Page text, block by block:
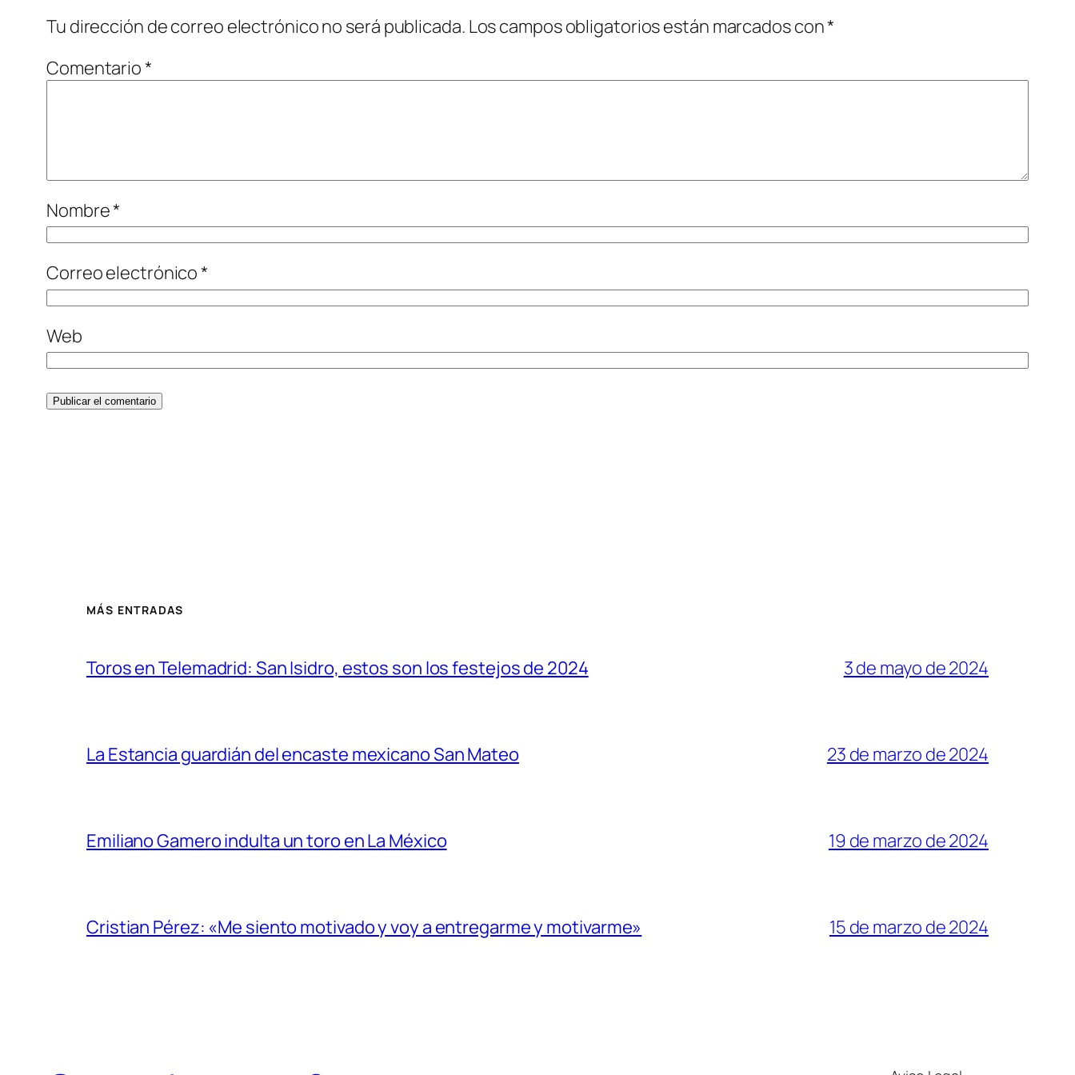
Tu dirección de correo electrónico no será publicada. Los campos obligatorios están marcados con*
Comentario*
Nombre*
Correo electrónico*
Web
MÁS ENTRADAS
Toros en Telemadrid: San Isidro, estos son los festejos de 2024 3 de mayo de 2024
La Estancia guardián del encaste mexicano San Mateo 23 de marzo de 2024
Emiliano Gamero indulta un toro en La México 19 de marzo de 2024
Cristian Pérez: «Me siento motivado y voy a entregarme y motivarme» 15 de marzo de 2024